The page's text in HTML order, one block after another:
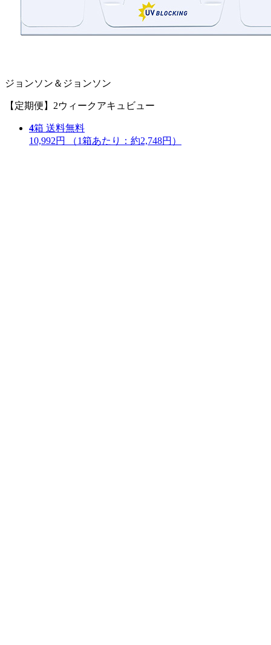
ジョンソン＆ジョンソン
【定期便】2ウィークアキュビュー
4箱 送料無料
10,992円
（1箱あたり： 約2,748円 ）